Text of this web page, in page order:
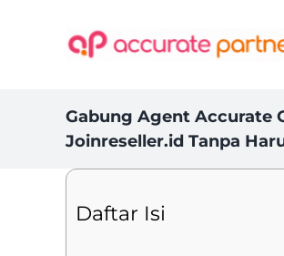
Gabung Agent Accurate
Joinreseller.id Tanpa
Daftar Isi